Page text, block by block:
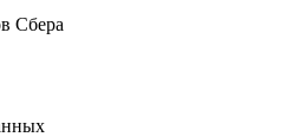
Сбера